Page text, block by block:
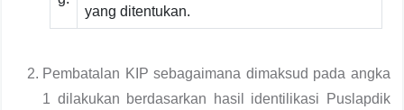
yang ditentukan.
Pembatalan KIP sebagaimana dimaksud pada angka
1 dilakukan berdasarkan hasil identilikasi Puslapdik